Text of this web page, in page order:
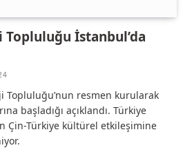
İstanbul’da
Topluluğu’nun resmen kurularak
başladığı açıklandı. Türkiye
Çin-Türkiye kültürel etkileşimine